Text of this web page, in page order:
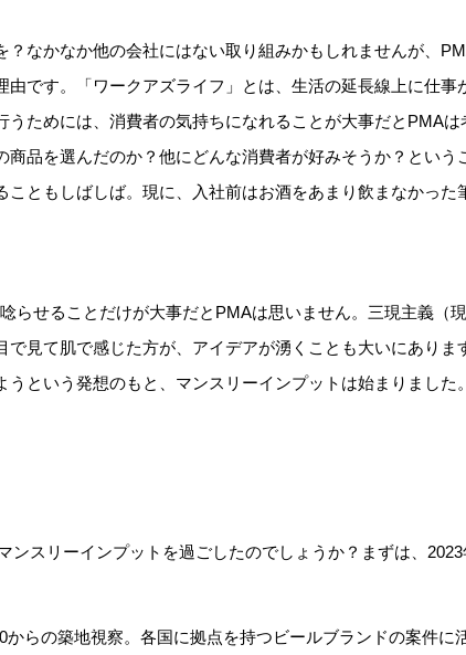
？なかなか他の会社にはない取り組みかもしれませんが、
由です。「ワークアズライフ」とは、生活の延長線上に仕事
うためには、消費者の気持ちになれることが大事だとPMA
品を選んだのか？他にどんな消費者が好みそうか？とい
こともしばしば。現に、入社前はお酒をあまり飲まなかっ
らせることだけが大事だとPMAは思いません。三現主義（
見て肌で感じた方が、アイデアが湧くことも大いにあり
という発想のもと、マンスリーインプットは始まりました。
ンスリーインプットを過ごしたのでしょうか？まずは、
らの築地視察。各国に拠点を持つビールブランドの案件